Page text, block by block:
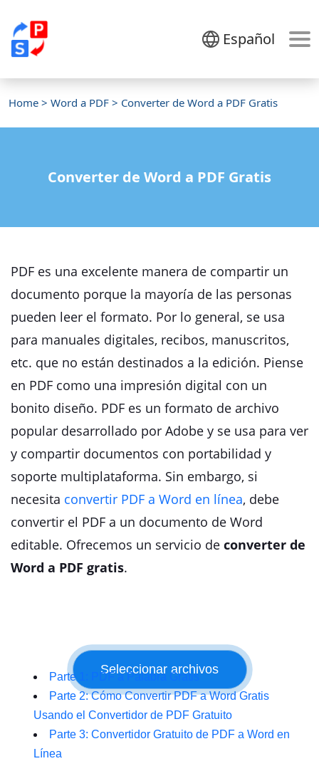
Español
Home > Word a PDF > Converter de Word a PDF Gratis
Converter de Word a PDF Gratis
PDF es una excelente manera de compartir un
documento porque la mayoría de las personas
pueden leer el formato. Por lo general, se usa
para manuales digitales, recibos, manuscritos,
etc. que no están destinados a la edición. Piense
en PDF como una impresión digital con un
bonito diseño. PDF es un formato de archivo
popular desarrollado por Adobe y se usa para ver
y compartir documentos con portabilidad y
soporte multiplataforma. Sin embargo, si
necesita convertir PDF a Word en línea, debe
convertir el PDF a un documento de Word
editable. Ofrecemos un servicio de converter de
Word a PDF gratis.
Parte 1: PDF a Palabra Gratis
Parte 2: Cómo Convertir PDF a Word Gratis
Usando el Convertidor de PDF Gratuito
Parte 3: Convertidor Gratuito de PDF a Word en
Línea